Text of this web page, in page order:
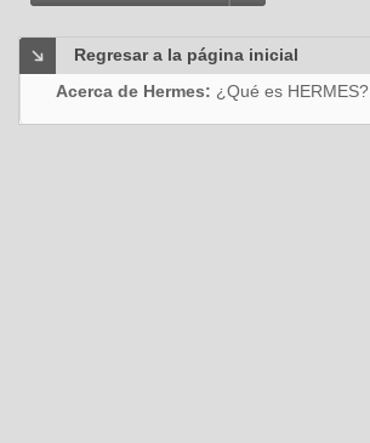
Regresar a la página inicial
Acerca de Hermes: ¿Qué es HERMES?